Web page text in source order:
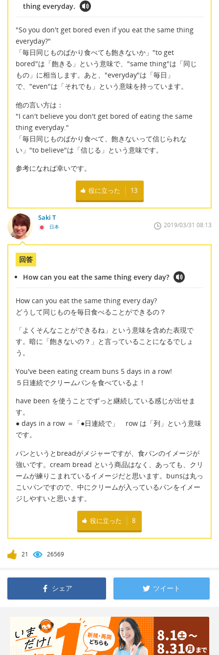
thing everyday.
"So you don't get bored even if you eat the same thing
everyday?"
「毎日同じものばかり食べても飽きないか」"to get
bored"は「飽きる」という意味で、"same thing"は「同じ
もの」に相当します。あと、"everyday"は「毎日」
で、"even"は「それでも」という意味を持っています。
他の言い方は：
"I can't believe you don't get bored of eating the same
thing everyday."
「毎日同じものばかり食べて、飽きないって信じられな
い」"to believe"は「信じる」という意味です。
参考になれば幸いです。
役に立った 13
Saki T
日本 2019/03/31 08:13
回答
How can you eat the same thing every day?
How can you eat the same thing every day?
どうして同じものを毎日食べることができるの？
「よくそんなことができるね」という意味を含めた表現で
す。暗に「飽きないの？」と言っていることになるでしょ
う。
You've been eating cream buns 5 days in a row!
５日連続でクリームパンを食べているよ！
have been を使うことでずっと継続している感じが出せま
す。
● days in a row ＝「●日連続で」 row は「列」という意味
です。
パンというとbreadがメジャーですが、食パンのイメージが
強いです。cream bread という商品はなく、あっても、クリ
ームが練りこまれているイメージだと思います。bunsは丸っ
こいパンですので、中にクリームが入っているパンをイメー
ジしやすいと思います。
役に立った 8
21 26569
シェア ツイート